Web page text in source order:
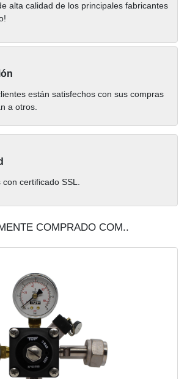
alta calidad de los principales fabricantes
están satisfechos con sus compras
a otros.
certificado SSL.
COMPRADO COM..